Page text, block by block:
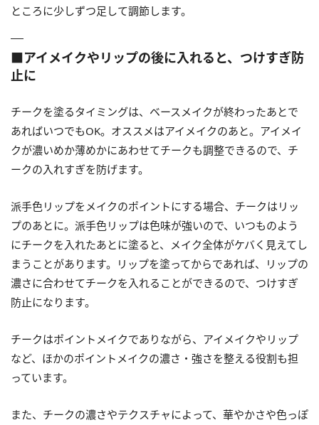
ところに少しずつ足して調節します。
■アイメイクやリップの後に入れると、つけすぎ防
止に
チークを塗るタイミングは、ベースメイクが終わったあとで
あればいつでもOK。オススメはアイメイクのあと。アイメイ
クが濃いめか薄めかにあわせてチークも調整できるので、チ
ークの入れすぎを防げます。
派手色リップをメイクのポイントにする場合、チークはリッ
プのあとに。派手色リップは色味が強いので、いつものよう
にチークを入れたあとに塗ると、メイク全体がケバく見えてし
まうことがあります。リップを塗ってからであれば、リップの
濃さに合わせてチークを入れることができるので、つけすぎ
防止になります。
チークはポイントメイクでありながら、アイメイクやリップ
など、ほかのポイントメイクの濃さ・強さを整える役割も担
っています。
また、チークの濃さやテクスチャによって、華やかさや色っぽ